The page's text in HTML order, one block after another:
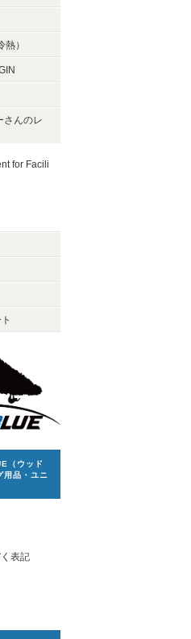
）
さんのレ
for Facili
（ウッド
用品・ユニ
表記